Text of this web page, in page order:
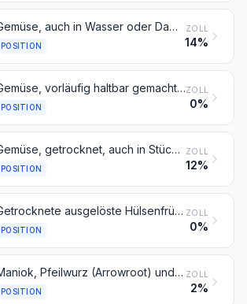
Gemüse, auch in Wasser oder Dampf gekocht, gefroren
POSITION
ZOLL
14%
Gemüse, vorläufig haltbar gemacht, zum unmittelbaren Genuss nicht geeignet
POSITION
ZOLL
0%
Gemüse, getrocknet, auch in Stücke oder Scheiben geschnitten, als Pulver oder sonst zerkleinert, jedoch nicht weiter zubereitet
POSITION
ZOLL
12%
Getrocknete ausgelöste Hülsenfrüchte, auch geschält oder zerkleinert
POSITION
ZOLL
0%
Maniok, Pfeilwurz (Arrowroot) und Salep, Topinambur, Süßkartoffeln und ähnliche Wurzeln und Knollen mit hohem Gehalt an Stärke oder Inulin, frisch, gekühlt, gefroren oder getrocknet, auch in Stücken oder in Form von Pellets; Mark des Sagobaumes
POSITION
ZOLL
2%